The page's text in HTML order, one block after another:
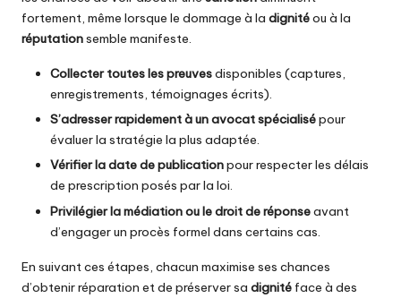
fortement, même lorsque le dommage à la dignitéou à la
réputationsemble manifeste.
Collecter toutes les preuvesdisponibles (captures,
enregistrements, témoignages écrits).
S’adresser rapidement à un avocat spécialisépour
évaluer la stratégie la plus adaptée.
Vérifier la date de publicationpour respecter les délais
de prescription posés par la loi.
Privilégier la médiation ou le droit de réponseavant
d’engager un procès formel dans certains cas.
En suivant ces étapes, chacun maximise ses chances
d’obtenir réparation et de préserver sa dignité face à des